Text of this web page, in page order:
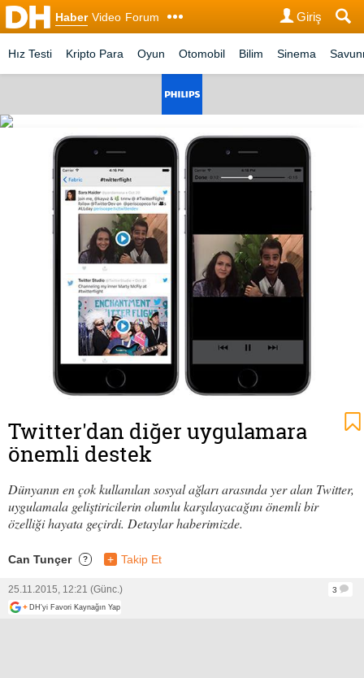
Haber Video Forum Giriş
Hız Testi Kripto Para Oyun Otomobil Bilim Sinema
Twitter'dan diğer uygulamara
önemli destek
Dünyanın en çok kullanılan sosyal ağları arasında yer alan Twitter,
uygulamala geliştiricilerin olumlu karşılayacağını önemli bir
özelliği hayata geçirdi. Detaylar haberimizde.
Can Tunçer ? + Takip Et
25.11.2015, 12:21 (Günc.)
3
+ DH'yi Favori Kaynağın Yap